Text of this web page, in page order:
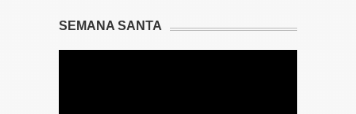
SEMANA SANTA